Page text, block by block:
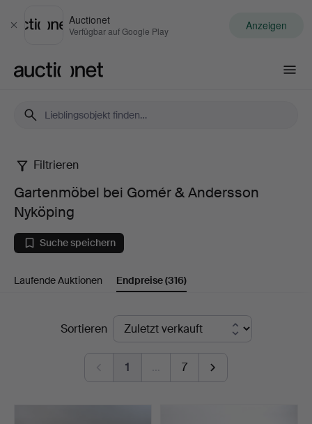
Schließen
Auctionet
Verfügbar auf Google Play Anzeigen
Gartenmöbel
bei
Gomér
Nyköping
Filtrieren
Gartenmöbel bei Gomér & Andersson
Nyköping
Suche speichern
Laufende Auktionen Endpreise(316)
EndpreiseSortieren
1 … 7